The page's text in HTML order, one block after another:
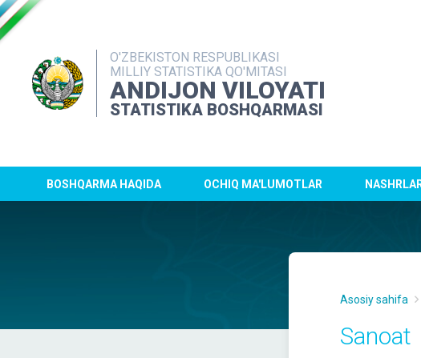
O'ZBEKISTON RESPUBLIKASI
MILLIY STATISTIKA QO'MITASI
ANDIJON VILOYATI
STATISTIKA BOSHQARMASI
BOSHQARMA HAQIDA OCHIQ MA'LUMOTLAR
Asosiy sahifa
Sanoat